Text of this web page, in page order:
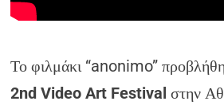
Το φιλμάκι “anonimo”
2nd Video Art Festival στην